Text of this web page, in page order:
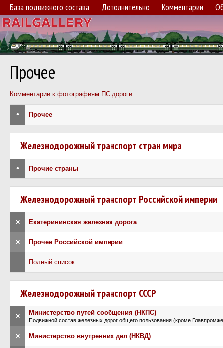
База подвижного состава Дополнительно Комментарии
Прочее
Комментарии к фотографиям ПС дороги
• Прочее
Железнодорожный транспорт стран мира
• Прочие страны
Железнодорожный транспорт Российской империи
× Екатерининская железная дорога
× Прочее Российской империи
Полный список
Железнодорожный транспорт СССР
× Министерство путей сообщения (НКПС)
Подвижной состав железных дорог общего пользования (кроме
× Министерство внутренних дел (НКВД)